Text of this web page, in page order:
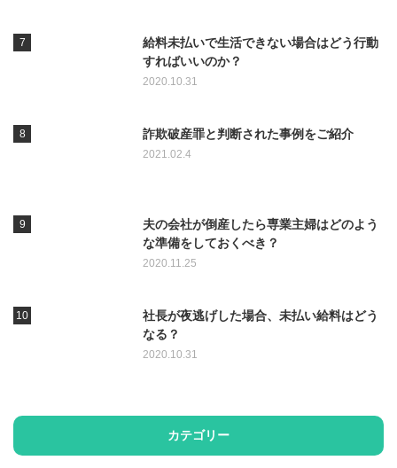
給料未払いで生活できない場合はどう行動
すればいいのか？
2020.10.31
詐欺破産罪と判断された事例をご紹介
2021.02.4
夫の会社が倒産したら専業主婦はどのよう
な準備をしておくべき？
2020.11.25
社長が夜逃げした場合、未払い給料はどう
なる？
2020.10.31
カテゴリー